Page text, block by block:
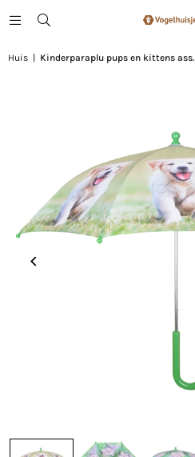
Huis Kinderparaplu pups en kittens ass.